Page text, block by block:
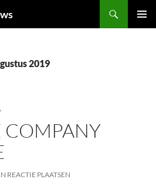
2019
COMPANY
REACTIE PLAATSEN